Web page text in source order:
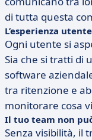
di tutta questa
L’esperienza
Ogni utente si
Sia che si tratti di
software
tra ritenzione e
monitorare cosa
Il tuo team non
Senza visibilità, il